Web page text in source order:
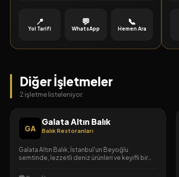
📍
Yol Tarifi
💬
WhatsApp
📞
Hemen Ara
Diğer İşletmeler
2 işletme listeleniyor.
GA
Galata Altın Balık
Balık Restoranları
Galata Altın Balık, İstanbul'un Beyoğlu
semtinde, lezzetli deniz ürünleri ve keyifli bir